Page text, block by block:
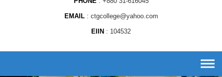
EMAIL ctgcollege@yahoo.com
EIIN 104532